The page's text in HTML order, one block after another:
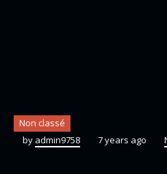
Non classé
by admin9758 7 years ago